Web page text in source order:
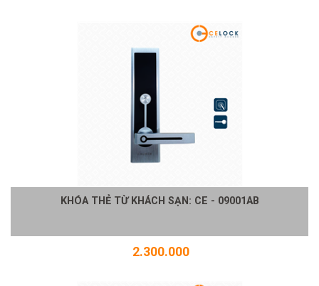
KHÓA THẺ TỪ KHÁCH SẠN: CE - 09001AB
2.300.000